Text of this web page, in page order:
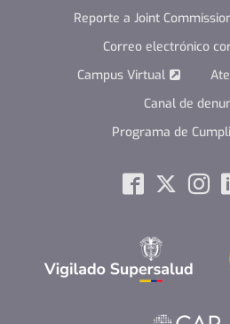
Reporte a Joint
Correo electrónico
Campus Virtual
Canal de
Programa de